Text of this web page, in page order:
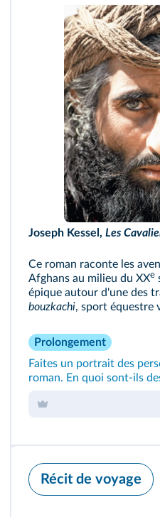
Joseph Kessel, Les
Ce roman raconte les
Afghans au milieu du XXe
épique autour d'une des
bouzkachi, sport équestre
Prolongement
Faites un portrait des
roman. En quoi sont-ils
Récit de voyage